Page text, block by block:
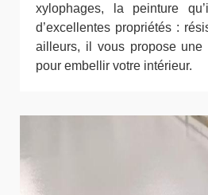
xylophages, la peinture
d’excellentes propriétés :
ailleurs, il vous propose une
pour embellir votre intérieur.